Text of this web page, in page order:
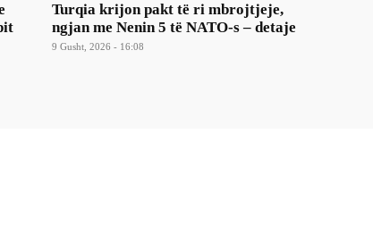
Turqia krijon pakt të ri mbrojtjeje,
ngjan me Nenin 5 të NATO-s – detaje
9 Gusht, 2026 - 16:08